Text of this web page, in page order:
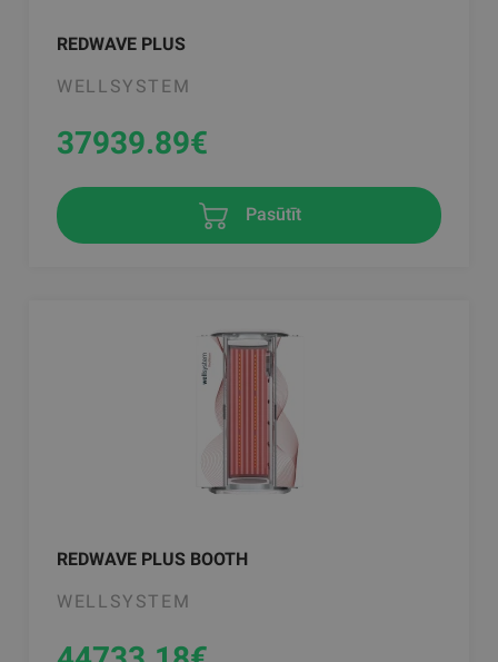
REDWAVE PLUS
WELLSYSTEM
37939.89€
Pasūtīt
REDWAVE PLUS BOOTH
WELLSYSTEM